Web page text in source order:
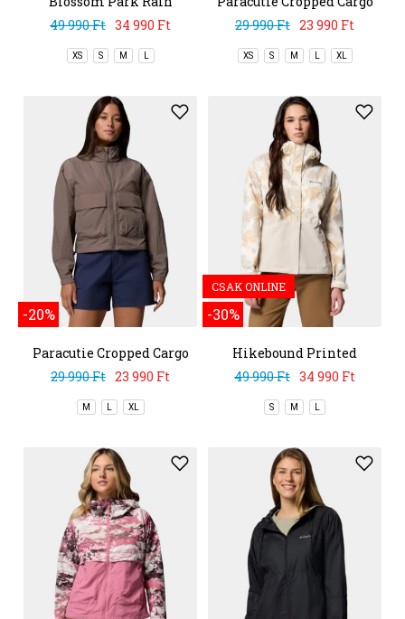
Jacket
49 990 Ft 34 990 Ft
XS S M L
Windbreaker
29 990 Ft 23 990 Ft
XS S M L XL
-20%
Paracutie Cropped Cargo
Windbreaker
29 990 Ft 23 990 Ft
M L XL
CSAK ONLINE
-30%
Hikebound Printed
Jacket
49 990 Ft 34 990 Ft
S M L